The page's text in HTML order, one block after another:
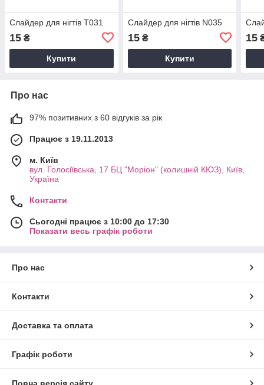
Слайдер для нігтів T031
15 ₴
Купити
Слайдер для нігтів N035
15₴
Купити
15
Про нас
97% позитивних з 60 відгуків за рік
Працює з 19.11.2013
м. Київ
вул. Голосіївська, 17 БЦ "Моріон" (колишній КЮЗ), Київ,
Україна
Контакти
Сьогодні працює з 10:00 до 17:30
Показати весь графік роботи
Про нас
Контакти
Доставка та оплата
Графік роботи